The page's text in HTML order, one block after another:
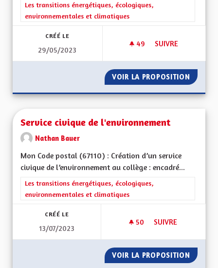
Filtrer les résultats de la catégorie : Les transitions
Les transitions énergétiques, écologiques,
environnementales et climatiques
CRÉÉ LE
29/05/2023
49 49 ABONNÉS
SUIVRE
VOIR LA PROPOSITION
Service civique de l'environnement
Nathan Bauer
Mon Code postal (67110) : Création d’un service
civique de l’environnement au collège : encadré...
Filtrer les résultats de la catégorie : Les transitions
Les transitions énergétiques, écologiques,
environnementales et climatiques
CRÉÉ LE
13/07/2023
50 50 ABONNÉS
SUIVRE
VOIR LA PROPOSITION